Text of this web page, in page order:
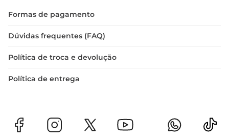
Formas de pagamento
Dúvidas frequentes (FAQ)
Política de troca e devolução
Política de entrega